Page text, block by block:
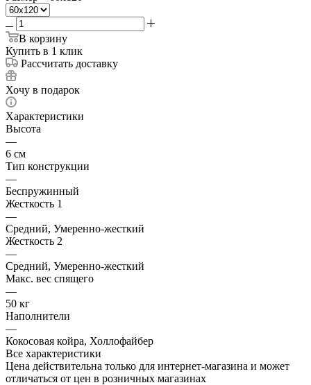
В корзину
Купить в 1 клик
Рассчитать доставку
Хочу в подарок
Характеристики
Высота
—
6 см
Тип конструкции
—
Беспружинный
Жесткость 1
—
Средний, Умеренно-жесткий
Жесткость 2
—
Средний, Умеренно-жесткий
Макс. вес спящего
—
50 кг
Наполнители
—
Кокосовая койра, Холлофайбер
Все характеристики
Цена действительна только для интернет-магазина и может
отличаться от цен в розничных магазинах